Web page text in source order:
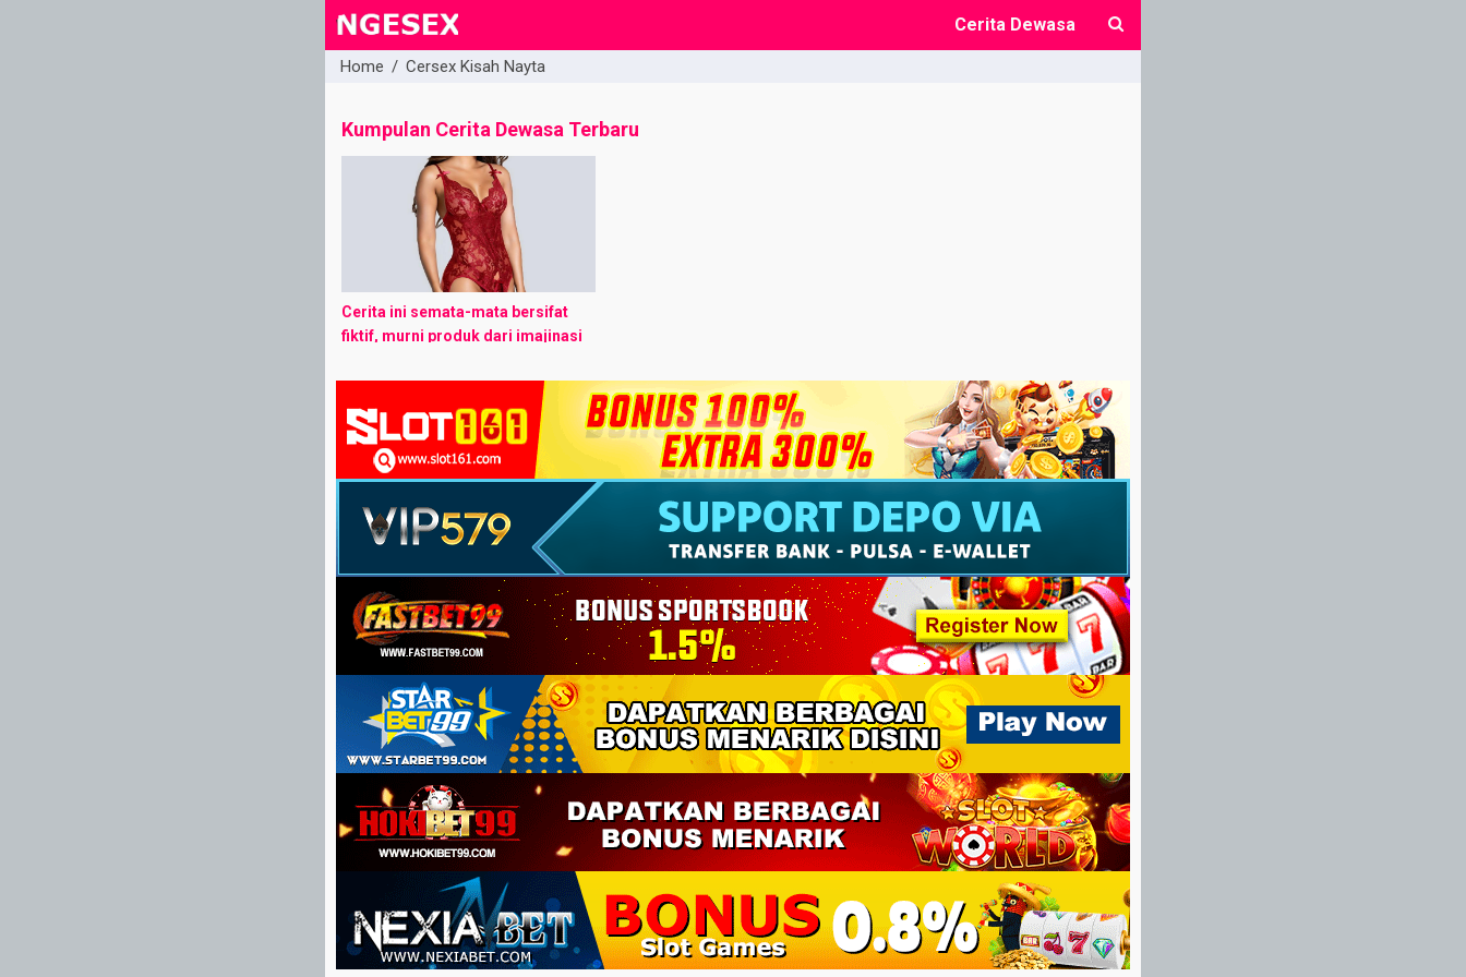
Cerita Dewasa
Home / Cersex Kisah Nayta
Kumpulan Cerita Dewasa Terbaru
Cerita ini semata-mata bersifat
fiktif, murni produk dari imajinasi
tokoh, tempat kejadian ataupun
cerita, itu adalah kebetulan semata
dan ...